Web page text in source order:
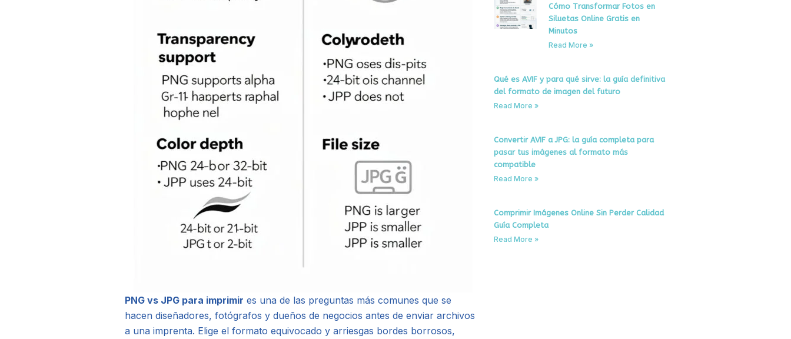
Cómo Transformar Fotos en
Siluetas Online Gratis en
Minutos
Read More »
Qué es AVIF y para qué sirve: la guía definitiva
del formato de imagen del futuro
Read More »
Convertir AVIF a JPG: la guía completa para
pasar tus imágenes al formato más
compatible
Read More »
Comprimir Imágenes Online Sin Perder Calidad
Guía Completa
Read More »
PNG vs JPG para imprimir es una de las preguntas más comunes que se
hacen diseñadores, fotógrafos y dueños de negocios antes de enviar archivos
a una imprenta. Elige el formato equivocado y arriesgas bordes borrosos,